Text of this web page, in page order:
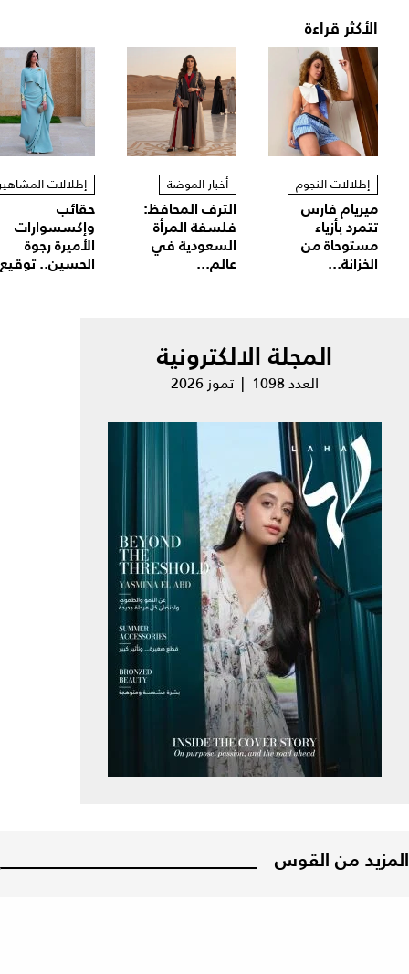
الأكثر قراءة
إطلالات النجوم
ميريام فارس
تتمرد بأزياء
مستوحاة من
الخزانة...
أخبار الموضة
الترف المحافظ:
فلسفة المرأة
السعودية في
عالم...
إطلالات
حقائب
وإكسسوارات
الأميرة رجوة
الحسين..
المجلة الالكترونية
العدد 1098 | تموز 2026
المزيد من القوس